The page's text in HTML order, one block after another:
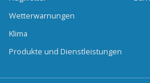
Wetterwarnungen
Klima
Produkte und Dienstleistungen